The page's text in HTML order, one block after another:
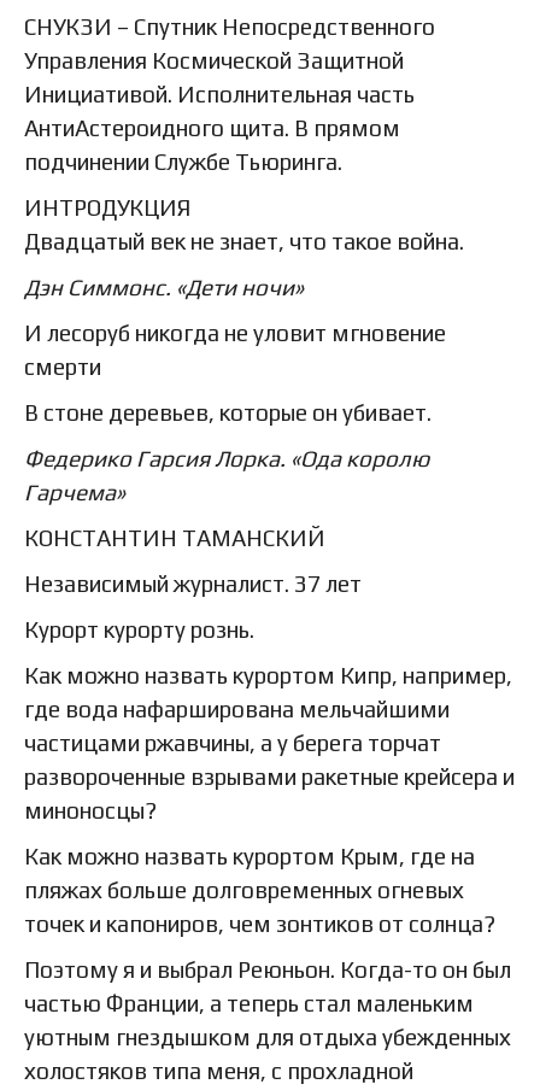
СНУКЗИ – Спутник Непосредственного
Управления Космической Защитной
Инициативой. Исполнительная часть
АнтиАстероидного щита. В прямом
подчинении Службе Тьюринга.
ИНТРОДУКЦИЯ
Двадцатый век не знает, что такое война.
Дэн Симмонс. «Дети ночи»
И лесоруб никогда не уловит мгновение
смерти
В стоне деревьев, которые он убивает.
Федерико Гарсия Лорка. «Ода королю
Гарчема»
КОНСТАНТИН ТАМАНСКИЙ
Независимый журналист. 37 лет
Курорт курорту рознь.
Как можно назвать курортом Кипр, например,
где вода нафарширована мельчайшими
частицами ржавчины, а у берега торчат
развороченные взрывами ракетные крейсера и
миноносцы?
Как можно назвать курортом Крым, где на
пляжах больше долговременных огневых
точек и капониров, чем зонтиков от солнца?
Поэтому я и выбрал Реюньон. Когда-то он был
частью Франции, а теперь стал маленьким
уютным гнездышком для отдыха убежденных
холостяков типа меня, с прохладной